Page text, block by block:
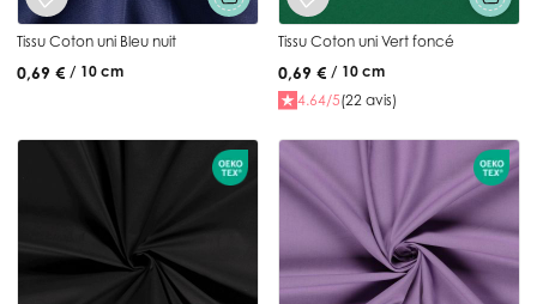
Tissu Coton uni Bleu nuit
0,69 € / 10 cm
Tissu Coton uni Vert foncé
0,69 € / 10 cm
4.64/5(22 avis)